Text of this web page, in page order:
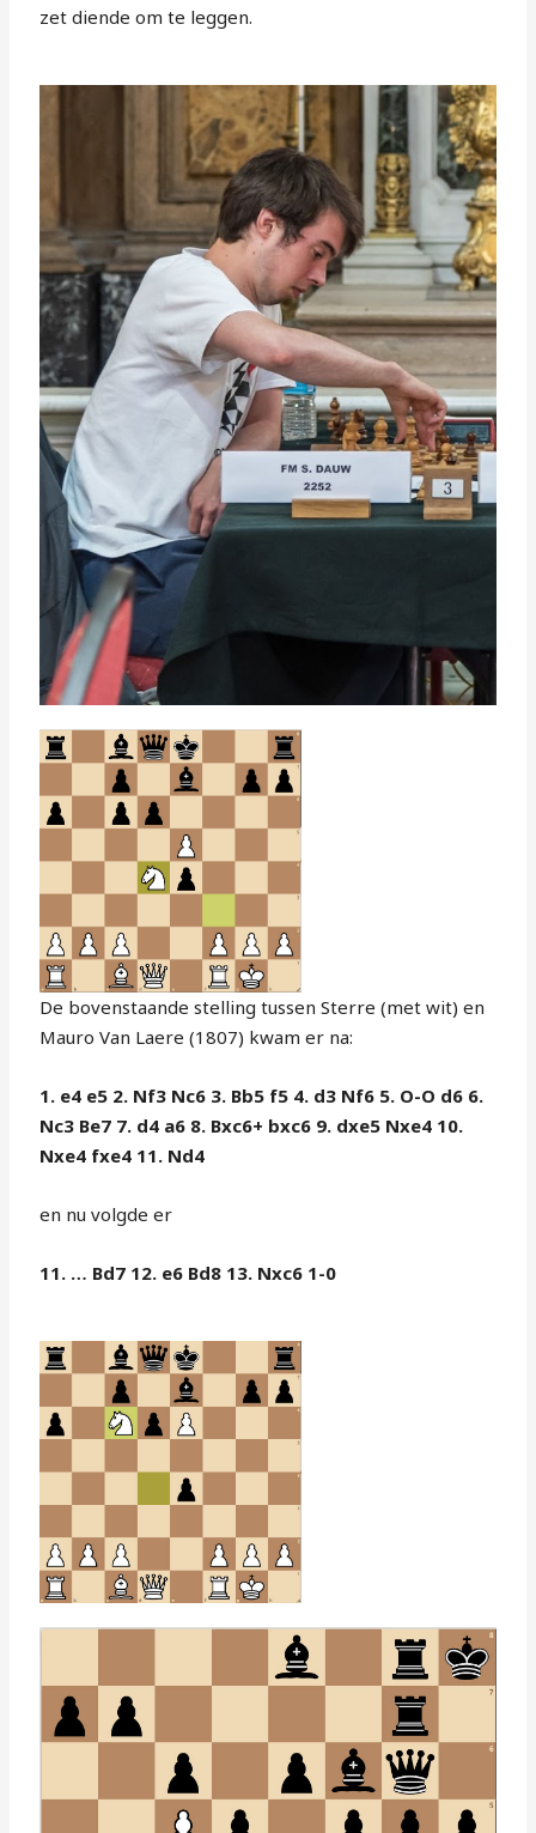
zet diende om te leggen.
De bovenstaande stelling tussen Sterre (met wit) en
Mauro Van Laere (1807) kwam er na:
1. e4 e5 2. Nf3 Nc6 3. Bb5 f5 4. d3 Nf6 5. O-O d6 6.
Nc3 Be7 7. d4 a6 8. Bxc6+ bxc6 9. dxe5 Nxe4 10.
Nxe4 fxe4 11. Nd4
en nu volgde er
11. … Bd7 12. e6 Bd8 13. Nxc6 1-0